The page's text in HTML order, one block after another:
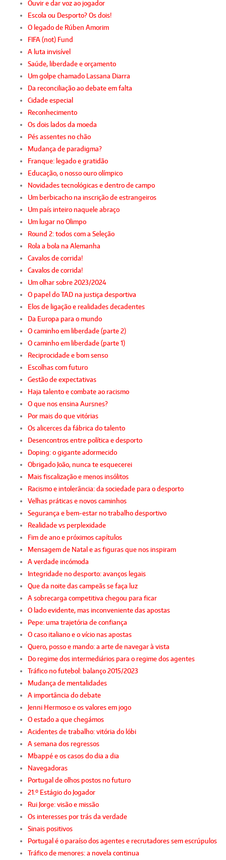
Ouvir e dar voz ao jogador
Escola ou Desporto? Os dois!
O legado de Rúben Amorim
FIFA (not) Fund
A luta invisível
Saúde, liberdade e orçamento
Um golpe chamado Lassana Diarra
Da reconciliação ao debate em falta
Cidade especial
Reconhecimento
Os dois lados da moeda
Pés assentes no chão
Mudança de paradigma?
Franque: legado e gratidão
Educação, o nosso ouro olímpico
Novidades tecnológicas e dentro de campo
Um berbicacho na inscrição de estrangeiros
Um país inteiro naquele abraço
Um lugar no Olimpo
Round 2: todos com a Seleção
Rola a bola na Alemanha
Cavalos de corrida!
Cavalos de corrida!
Um olhar sobre 2023/2024
O papel do TAD na justiça desportiva
Elos de ligação e realidades decadentes
Da Europa para o mundo
O caminho em liberdade (parte 2)
O caminho em liberdade (parte 1)
Reciprocidade e bom senso
Escolhas com futuro
Gestão de expectativas
Haja talento e combate ao racismo
O que nos ensina Aursnes?
Por mais do que vitórias
Os alicerces da fábrica do talento
Desencontros entre política e desporto
Doping: o gigante adormecido
Obrigado João, nunca te esquecerei
Mais fiscalização e menos insólitos
Racismo e intolerância: da sociedade para o desporto
Velhas práticas e novos caminhos
Segurança e bem-estar no trabalho desportivo
Realidade vs perplexidade
Fim de ano e próximos capítulos
Mensagem de Natal e as figuras que nos inspiram
A verdade incómoda
Integridade no desporto: avanços legais
Que da noite das campeãs se faça luz
A sobrecarga competitiva chegou para ficar
O lado evidente, mas inconveniente das apostas
Pepe: uma trajetória de confiança
O caso italiano e o vício nas apostas
Quero, posso e mando: a arte de navegar à vista
Do regime dos intermediários para o regime dos agentes
Tráfico no futebol: balanço 2015/2023
Mudança de mentalidades
A importância do debate
Jenni Hermoso e os valores em jogo
O estado a que chegámos
Acidentes de trabalho: vitória do lóbi
A semana dos regressos
Mbappé e os casos do dia a dia
Navegadoras
Portugal de olhos postos no futuro
21.º Estágio do Jogador
Rui Jorge: visão e missão
Os interesses por trás da verdade
Sinais positivos
Portugal é o paraíso dos agentes e recrutadores sem escrúpulos
Tráfico de menores: a novela continua